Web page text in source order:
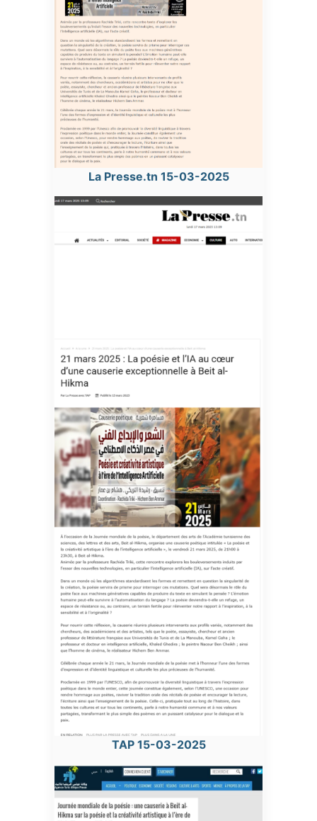
La Presse.tn 15-03-2025
TAP 15-03-2025